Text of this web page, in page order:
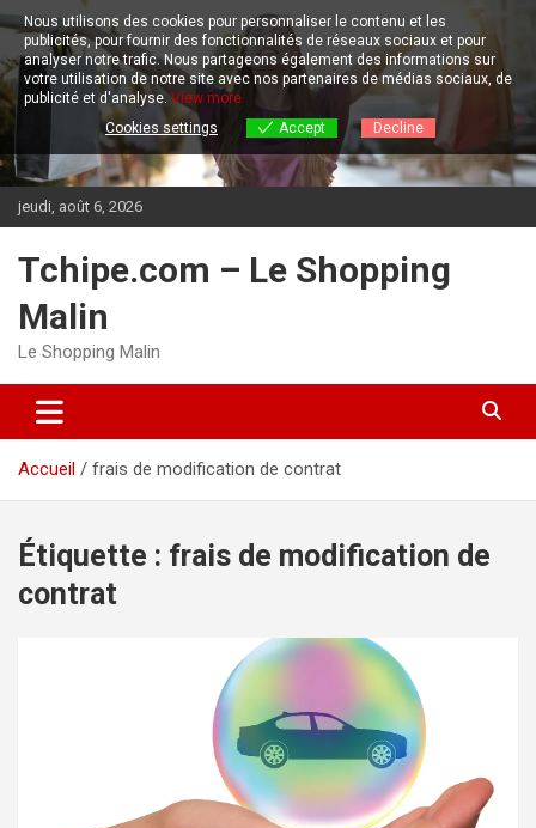
Aller
au
contenu
jeudi, août 6, 2026
Tchipe.com – Le Shopping
Malin
Le Shopping Malin
Accueil frais de modification de contrat
Étiquette : frais de modification de
contrat
Nous utilisons des cookies pour personnaliser le contenu et les
publicités, pour fournir des fonctionnalités de réseaux sociaux et pour
analyser notre trafic.Nous partageons également des informations sur
votre utilisation de notre site avec nos partenaires de médias sociaux, de
publicité et d'analyse. View more
Cookies settings
Accept Decline